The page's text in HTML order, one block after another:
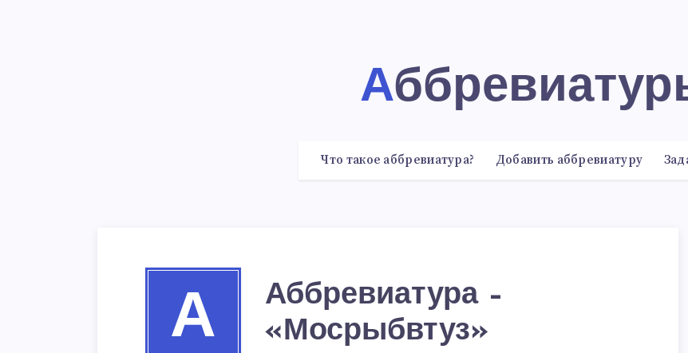
Что такое аббревиатура? Добавить аббревиатуру
А
Аббревиатура –
«Мосрыбвтуз»